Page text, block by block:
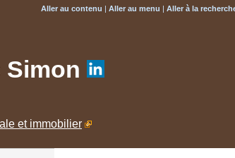
Simon
et immobilier
Aller au contenu | Aller au menu | Aller à la